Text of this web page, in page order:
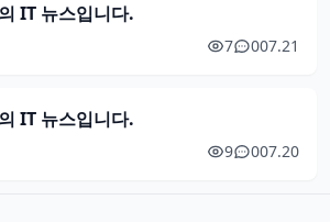
IT 뉴스입니다.
7 007.21
IT 뉴스입니다.
9 007.20